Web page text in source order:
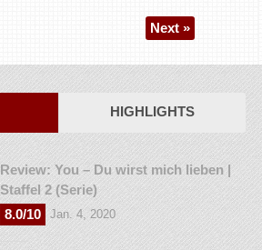
Next »
HIGHLIGHTS
Review: You – Du wirst mich lieben |
Staffel 2 (Serie)
8.0/10
Jan. 4, 2020